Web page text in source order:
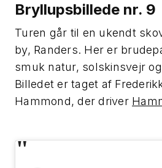
Bryllupsbillede nr. 9
Turen går til en ukendt
by, Randers. Her er
smuk natur, solskinsvejr
Billedet er taget af
Hammond, der driver